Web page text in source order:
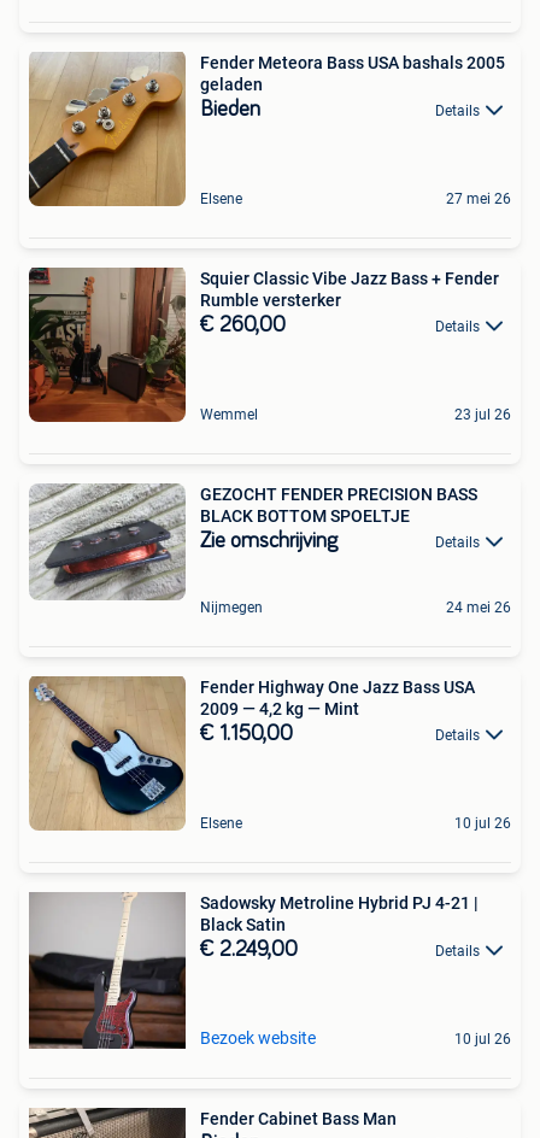
Fender Meteora Bass USA bashals 2005
geladen
Bieden Details
Elsene 27 mei 26
Squier Classic Vibe Jazz Bass + Fender
Rumble versterker
€ 260,00 Details
Wemmel 23 jul 26
GEZOCHT FENDER PRECISION BASS
BLACK BOTTOM SPOELTJE
Zie omschrijving Details
Nijmegen 24 mei 26
Fender Highway One Jazz Bass USA
2009 — 4,2 kg — Mint
€ 1.150,00 Details
Elsene 10 jul 26
Sadowsky Metroline Hybrid PJ 4-21 |
Black Satin
€ 2.249,00 Details
Bezoek website 10 jul 26
Fender Cabinet Bass Man